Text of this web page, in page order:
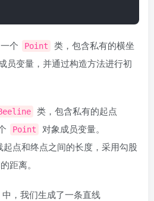
个 Point
类，包含私有的横坐
员变量，并通过构造方法进行初
类，包含私有的起点
Point 对象成员变量。
起点和终点之间的长度，采用勾股
距离。
中，我们生成了一条直线